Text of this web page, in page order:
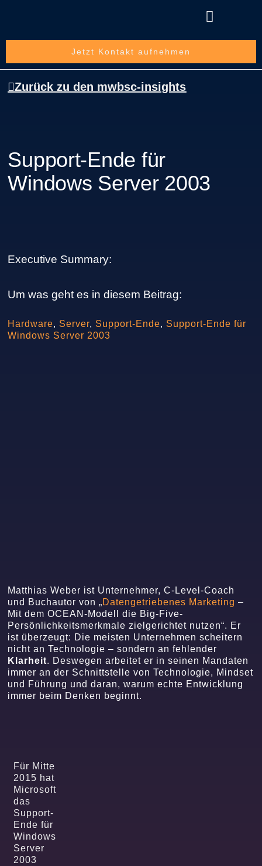
Jetzt Kontakt aufnehmen
Zurück zu den mwbsc-insights
Support-Ende für
Windows Server 2003
Executive Summary:
Um was geht es in diesem Beitrag:
Hardware, Server, Support-Ende, Support-Ende für
Windows Server 2003
Matthias Weber ist Unternehmer, C-Level-Coach
und Buchautor von „Datengetriebenes Marketing –
Mit dem OCEAN-Modell die Big-Five-
Persönlichkeitsmerkmale zielgerichtet nutzen“. Er
ist überzeugt: Die meisten Unternehmen scheitern
nicht an Technologie – sondern an fehlender
Klarheit. Deswegen arbeitet er in seinen Mandaten
immer an der Schnittstelle von Technologie, Mindset
und Führung und daran, warum echte Entwicklung
immer beim Denken beginnt.
Für Mitte
2015 hat
Microsoft
das
Support-
Ende für
Windows
Server
2003